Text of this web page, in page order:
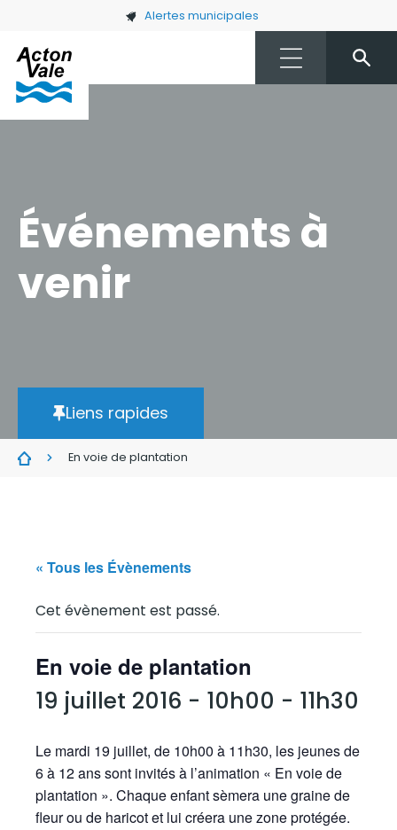
Skip to main content Alertes municipales
Événements à
venir
Liens rapides
En voie de plantation
« Tous les Évènements
Cet évènement est passé.
En voie de plantation
19 juillet 2016 - 10h00 - 11h30
Le mardi 19 juillet, de 10h00 à 11h30, les jeunes de
6 à 12 ans sont invités à l’animation « En voie de
plantation ». Chaque enfant sèmera une graine de
fleur ou de haricot et lui créera une zone protégée.